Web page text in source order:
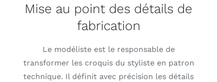
Mise au point des détails de
fabrication
Le modéliste est le responsable de
transformer les croquis du styliste en patron
technique. Il définit avec précision les détails